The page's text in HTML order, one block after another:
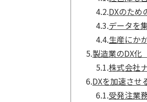
4.2.DXのため
4.3.データを
4.4.生産にか
5.製造業のDX化
5.1.株式会社
6.DXを加速させ
6.1.受発注業